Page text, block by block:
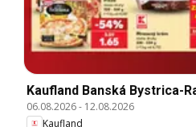
Kaufland Banská Bystrica-
06.08.2026- 12.08.2026
Kaufland